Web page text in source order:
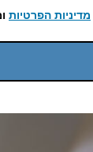
מדיניות הפרטיות